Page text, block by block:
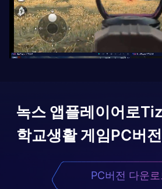
녹스 앱플레이어로
학교생활 게임PC버
PC버전 다운로